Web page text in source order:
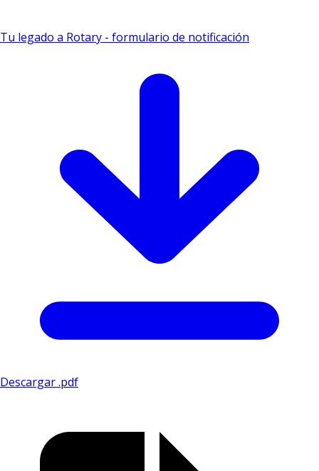
Tu legado a Rotary - formulario de notificación
Descargar .pdf